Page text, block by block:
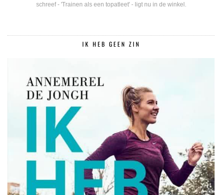
schreef - 'Trainen als een topatleet' - ligt nu in de winkel.
IK HEB GEEN ZIN